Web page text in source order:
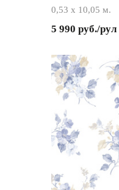
0,53 х 10,05 м.
5 990 руб./рул